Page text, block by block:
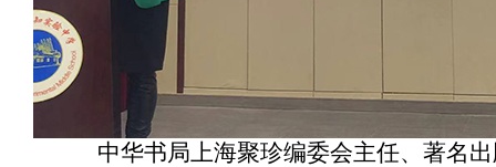
中华书局上海聚珍编委会主任、著名